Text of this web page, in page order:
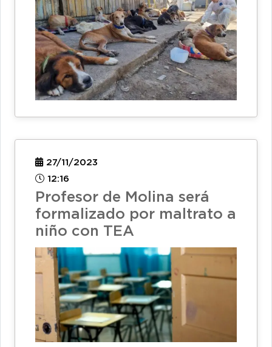
27/11/2023
12:16
Profesor de Molina será
formalizado por maltrato a
niño con TEA